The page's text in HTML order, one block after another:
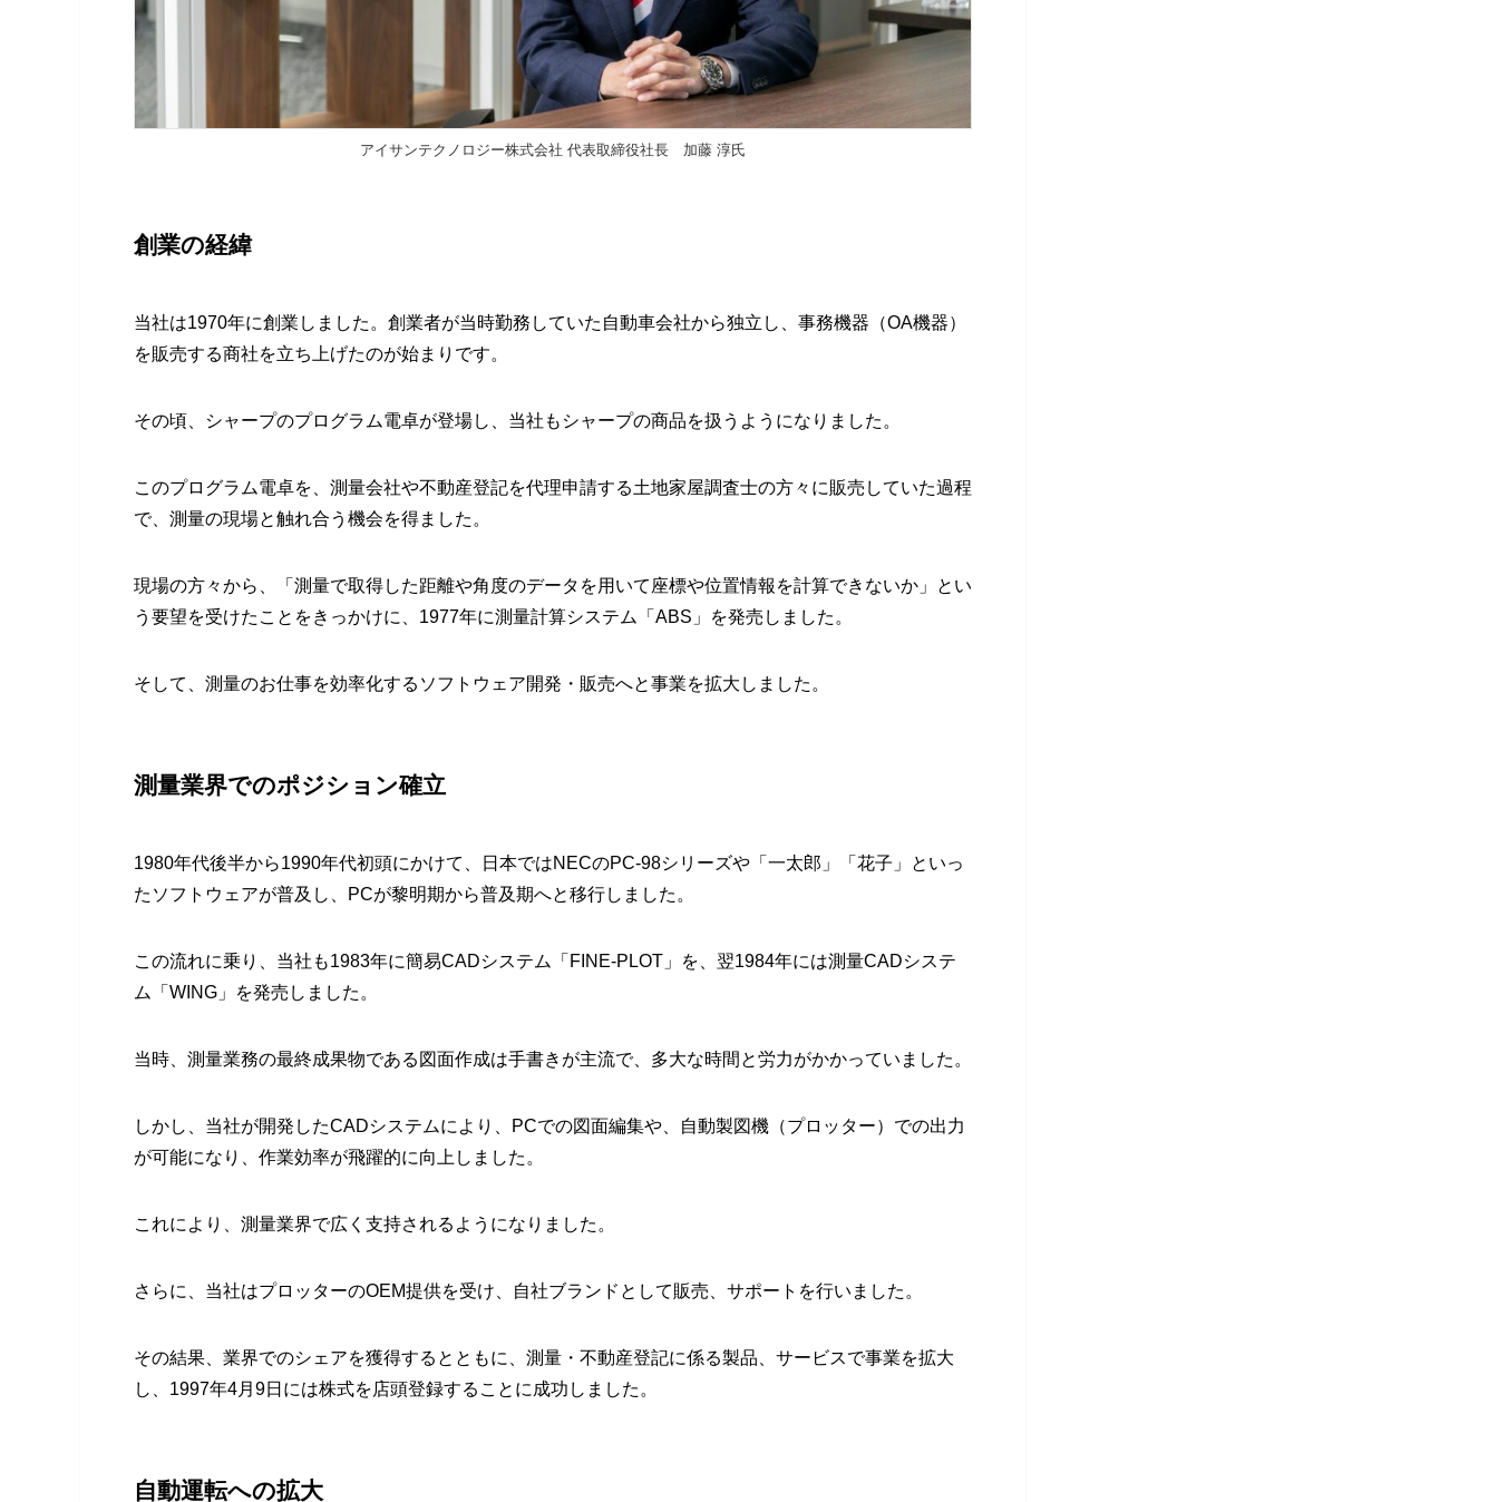
アイサンテクノロジー株式会社 代表取締役社長 加藤 淳氏
創業の経緯
当社は1970年に創業しました。創業者が当時勤務していた自動車会社から独立し、事務機器（OA機器）
を販売する商社を立ち上げたのが始まりです。
その頃、シャープのプログラム電卓が登場し、当社もシャープの商品を扱うようになりました。
このプログラム電卓を、測量会社や不動産登記を代理申請する土地家屋調査士の方々に販売していた過程
で、測量の現場と触れ合う機会を得ました。
現場の方々から、「測量で取得した距離や角度のデータを用いて座標や位置情報を計算できないか」とい
う要望を受けたことをきっかけに、1977年に測量計算システム「ABS」を発売しました。
そして、測量のお仕事を効率化するソフトウェア開発・販売へと事業を拡大しました。
測量業界でのポジション確立
1980年代後半から1990年代初頭にかけて、日本ではNECのPC-98シリーズや「一太郎」「花子」といっ
たソフトウェアが普及し、PCが黎明期から普及期へと移行しました。
この流れに乗り、当社も1983年に簡易CADシステム「FINE-PLOT」を、翌1984年には測量CADシステ
ム「WING」を発売しました。
当時、測量業務の最終成果物である図面作成は手書きが主流で、多大な時間と労力がかかっていました。
しかし、当社が開発したCADシステムにより、PCでの図面編集や、自動製図機（プロッター）での出力
が可能になり、作業効率が飛躍的に向上しました。
これにより、測量業界で広く支持されるようになりました。
さらに、当社はプロッターのOEM提供を受け、自社ブランドとして販売、サポートを行いました。
その結果、業界でのシェアを獲得するとともに、測量・不動産登記に係る製品、サービスで事業を拡大
し、1997年4月9日には株式を店頭登録することに成功しました。
自動運転への拡大